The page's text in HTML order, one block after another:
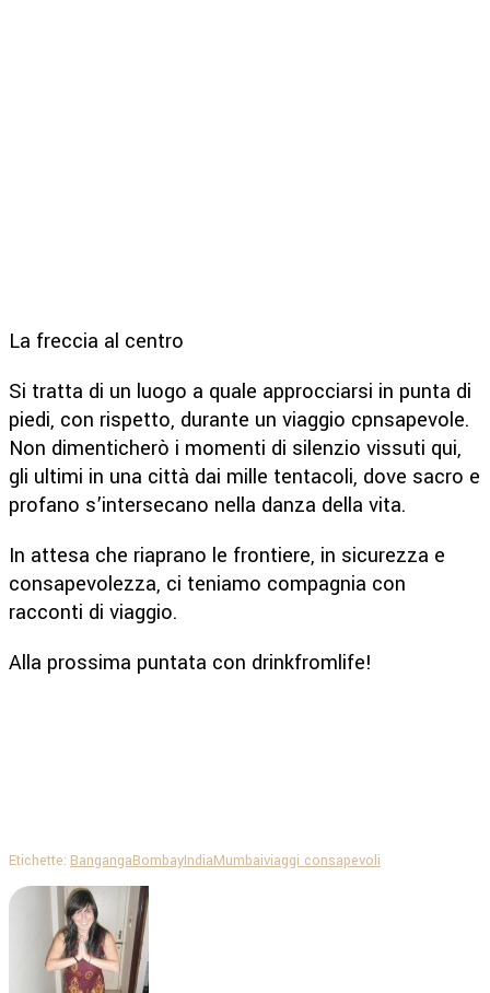
La freccia al centro
Si tratta di un luogo a quale approcciarsi in punta di
piedi, con rispetto, durante un viaggio cpnsapevole.
Non dimenticherò i momenti di silenzio vissuti qui,
gli ultimi in una città dai mille tentacoli, dove sacro e
profano s’intersecano nella danza della vita.
In attesa che riaprano le frontiere, in sicurezza e
consapevolezza, ci teniamo compagnia con
racconti di viaggio.
Alla prossima puntata con drinkfromlife!
Etichette: BangangaBombayIndiaMumbaiviaggi consapevoli